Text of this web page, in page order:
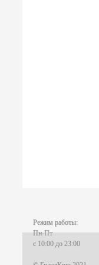
Gruppo Vini
Режим работы:
Пн-Пт
с 10:00 до 23:00